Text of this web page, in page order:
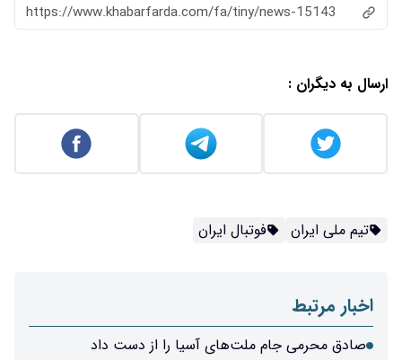
https://www.khabarfarda.com/fa/tiny/news-15143
ارسال به دیگران :
تیم ملی ایران فوتبال ایران
اخبار مرتبط
صادق محرمی جام ملت‌های آسیا را از دست داد